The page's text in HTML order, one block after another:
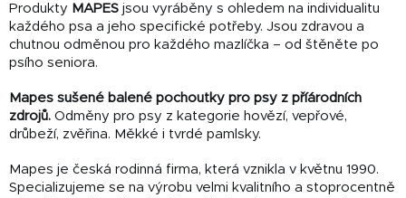
Produkty MAPES jsou vyráběny s ohledem na individualitu
každého psa a jeho specifické potřeby. Jsou zdravou a
chutnou odměnou pro každého mazlíčka – od štěněte po
psího seniora.
Mapes sušené balené pochoutky pro psy z příárodních
zdrojů. Odměny pro psy z kategorie hovězí, vepřové,
drůbeží, zvěřina. Měkké i tvrdé pamlsky.
Mapes je česká rodinná firma, která vznikla v květnu 1990.
Specializujeme se na výrobu velmi kvalitního a stoprocentně